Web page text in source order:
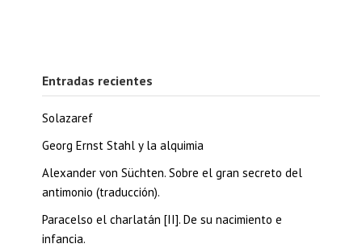
Entradas recientes
Solazaref
Georg Ernst Stahl y la alquimia
Alexander von Süchten. Sobre el gran secreto del
antimonio (traducción).
Paracelso el charlatán [II]. De su nacimiento e
infancia.